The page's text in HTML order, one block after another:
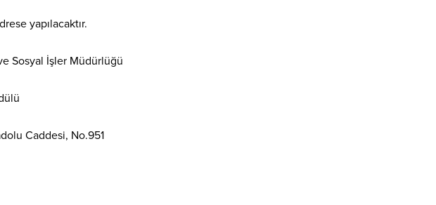
yapılacaktır.
Sosyal İşler Müdürlüğü
Caddesi, No.951